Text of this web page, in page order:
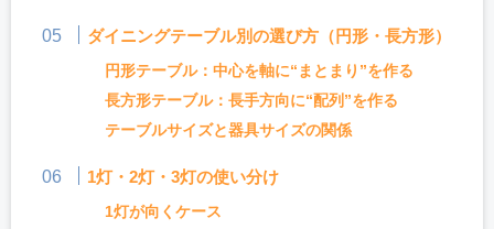
ダイニングテーブル別の選び方（円形・長方形）
円形テーブル：中心を軸に“まとまり”を作る
長方形テーブル：長手方向に“配列”を作る
テーブルサイズと器具サイズの関係
1灯・2灯・3灯の使い分け
1灯が向くケース